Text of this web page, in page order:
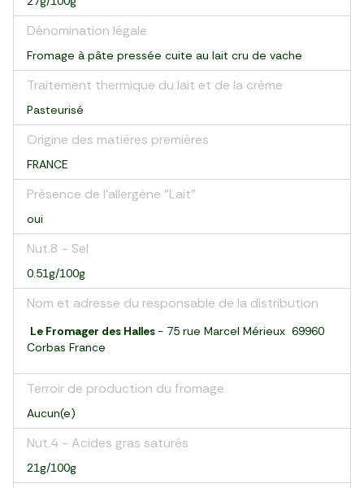
Dénomination légale
Fromage à pâte pressée cuite au lait cru de vache
Traitement thermique du lait et de la crème
Pasteurisé
Origine des matières premières
FRANCE
Présence de l'allergène "Lait"
oui
Nut.8 - Sel
0.51g/100g
Nom et adresse du responsable de la distribution
Le Fromager des Halles- 75 rue Marcel Mérieux 69960
Corbas France
Terroir de production du fromage
Aucun(e)
Nut.4 - Acides gras saturés
21g/100g